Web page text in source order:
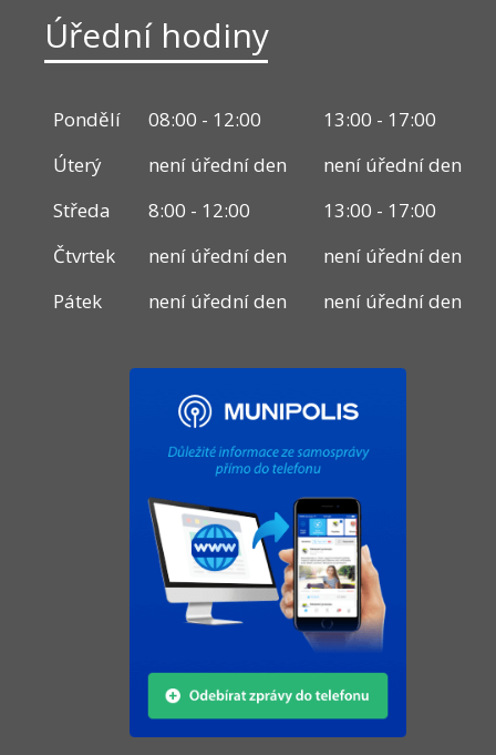
Úřední hodiny
Pondělí 08:00 - 12:00
13:00 - 17:00
Úterý
není úřední den
není úřední den
Středa
8:00 - 12:00
13:00 - 17:00
Čtvrtek
není úřední den
není úřední den
Pátek
není úřední den není úřední den